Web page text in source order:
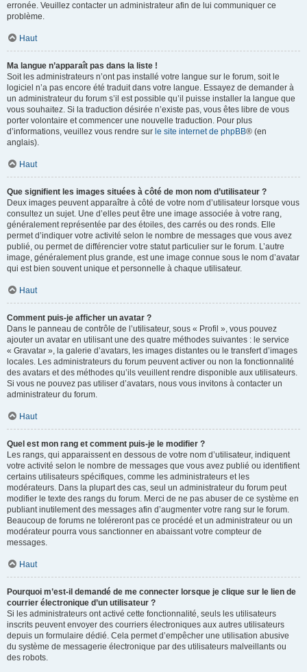
erronée. Veuillez contacter un administrateur afin de lui communiquer ce
problème.
Haut
Ma langue n’apparaît pas dans la liste !
Soit les administrateurs n’ont pas installé votre langue sur le forum, soit le
logiciel n’a pas encore été traduit dans votre langue. Essayez de demander à
un administrateur du forum s’il est possible qu’il puisse installer la langue que
vous souhaitez. Si la traduction désirée n’existe pas, vous êtes libre de vous
porter volontaire et commencer une nouvelle traduction. Pour plus
d’informations, veuillez vous rendre sur le site internet de phpBB® (en
anglais).
Haut
Que signifient les images situées à côté de mon nom d’utilisateur ?
Deux images peuvent apparaître à côté de votre nom d’utilisateur lorsque vous
consultez un sujet. Une d’elles peut être une image associée à votre rang,
généralement représentée par des étoiles, des carrés ou des ronds. Elle
permet d’indiquer votre activité selon le nombre de messages que vous avez
publié, ou permet de différencier votre statut particulier sur le forum. L’autre
image, généralement plus grande, est une image connue sous le nom d’avatar
qui est bien souvent unique et personnelle à chaque utilisateur.
Haut
Comment puis-je afficher un avatar ?
Dans le panneau de contrôle de l’utilisateur, sous « Profil », vous pouvez
ajouter un avatar en utilisant une des quatre méthodes suivantes : le service
« Gravatar », la galerie d’avatars, les images distantes ou le transfert d’images
locales. Les administrateurs du forum peuvent activer ou non la fonctionnalité
des avatars et des méthodes qu’ils veuillent rendre disponible aux utilisateurs.
Si vous ne pouvez pas utiliser d’avatars, nous vous invitons à contacter un
administrateur du forum.
Haut
Quel est mon rang et comment puis-je le modifier ?
Les rangs, qui apparaissent en dessous de votre nom d’utilisateur, indiquent
votre activité selon le nombre de messages que vous avez publié ou identifient
certains utilisateurs spécifiques, comme les administrateurs et les
modérateurs. Dans la plupart des cas, seul un administrateur du forum peut
modifier le texte des rangs du forum. Merci de ne pas abuser de ce système en
publiant inutilement des messages afin d’augmenter votre rang sur le forum.
Beaucoup de forums ne toléreront pas ce procédé et un administrateur ou un
modérateur pourra vous sanctionner en abaissant votre compteur de
messages.
Haut
Pourquoi m’est-il demandé de me connecter lorsque je clique sur le lien de
courrier électronique d’un utilisateur ?
Si les administrateurs ont activé cette fonctionnalité, seuls les utilisateurs
inscrits peuvent envoyer des courriers électroniques aux autres utilisateurs
depuis un formulaire dédié. Cela permet d’empêcher une utilisation abusive
du système de messagerie électronique par des utilisateurs malveillants ou
des robots.